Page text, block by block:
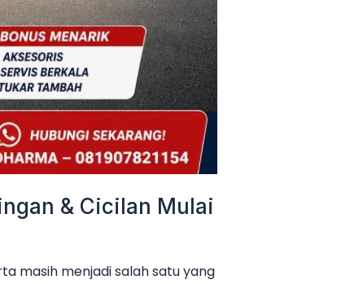
& Cicilan Mulai
masih menjadi salah satu yang